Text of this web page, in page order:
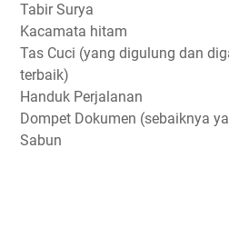
Tabir Surya
Kacamata hitam
Tas Cuci (yang digulung dan
terbaik)
Handuk Perjalanan
Dompet Dokumen (sebaiknya
Sabun